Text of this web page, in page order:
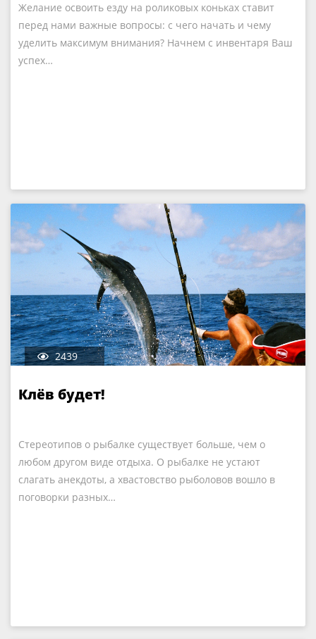
Желание освоить езду на роликовых коньках ставит
перед нами важные вопросы: с чего начать и чему
уделить максимум внимания? Начнем с инвентаря Ваш
успех…
2439
Клёв будет!
Стереотипов о рыбалке существует больше, чем о
любом другом виде отдыха. О рыбалке не устают
слагать анекдоты, а хвастовство рыболовов вошло в
поговорки разных…